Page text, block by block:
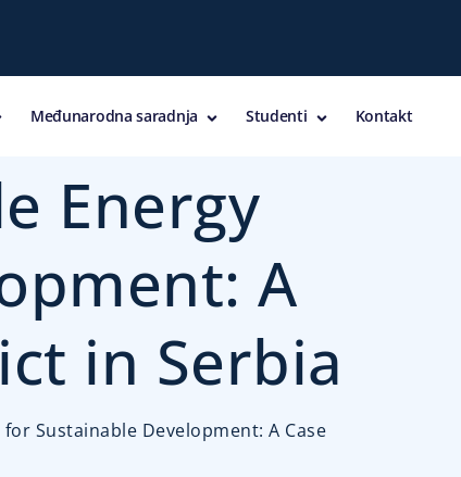
Međunarodna saradnja Studenti Kontakt
Energy
A
in Serbia
Sustainable Development: A Case